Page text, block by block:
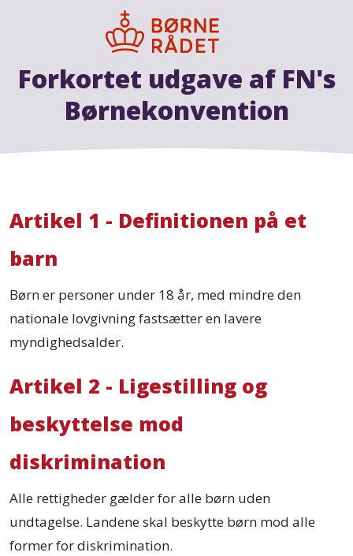
Forkortet udgave af FN's
Børnekonvention
Artikel 1 - Definitionen på et
barn
Børn er personer under 18 år, med mindre den
nationale lovgivning fastsætter en lavere
myndighedsalder.
Artikel 2 - Ligestilling og
beskyttelse mod
diskrimination
Alle rettigheder gælder for alle børn uden
undtagelse. Landene skal beskytte børn mod alle
former for diskrimination.